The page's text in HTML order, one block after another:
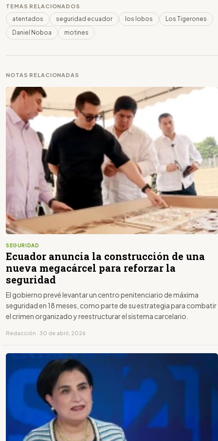
TEMAS RELACIONADOS
atentados seguridad ecuador los lobos
Los Tigerones
Daniel Noboa
motines
NOTAS RELACIONADAS
SEGURIDAD
Ecuador anuncia la construcción de una
nueva megacárcel para reforzar la
seguridad
El gobierno prevé levantar un centro penitenciario de máxima
seguridad en 18 meses, como parte de su estrategia para combatir
el crimen organizado y reestructurar el sistema carcelario.
Redacción · 30 de abril, 2026